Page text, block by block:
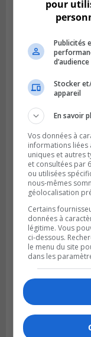
Publié le 19 février
La Rive-Sud
Publié le 12 février
Le timbre
pour
Publicités
Stocker
appareil
En savoir
Vos données à
informations liées
uniques et autres
et consultées par
ou utilisées
nous-mêmes
géolocalisation
Certains
données à
légitime. Vous
ci-dessous.
le menu du site
dans les